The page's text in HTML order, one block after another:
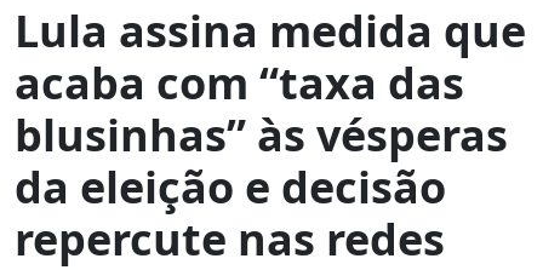
Lula assina medida que
acaba com “taxa das
blusinhas” às vésperas
da eleição e decisão
repercute nas redes